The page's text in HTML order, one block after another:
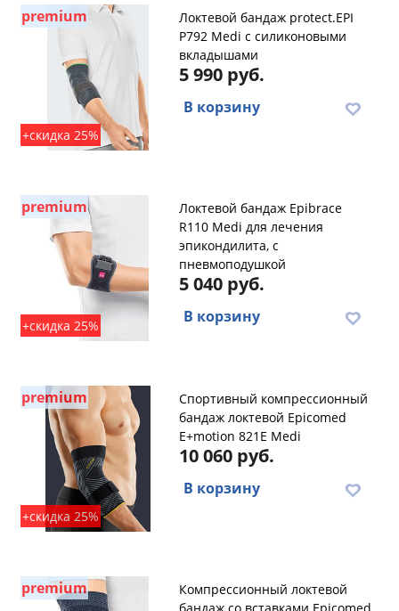
premium
+скидка 25%
Локтевой бандаж protect.EPI
P792 Medi с силиконовыми
вкладышами
5 990 руб.
В корзину
premium
+скидка 25%
Локтевой бандаж Epibrace
R110 Medi для лечения
эпикондилита, с
пневмоподушкой
5 040 руб.
В корзину
premium
+скидка 25%
Спортивный компрессионный
бандаж локтевой Epicomed
E+motion 821E Medi
10 060 руб.
В корзину
premium
Компрессионный локтевой